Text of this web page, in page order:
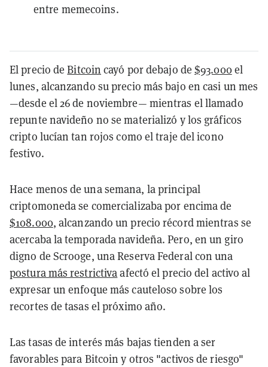
entre memecoins.
El precio deBitcoin cayó por debajo de$93.000el
lunes, alcanzando su precio más bajo en casi un mes
—desde el 26 de noviembre— mientras el llamado
repunte navideño no se materializó y los gráficos
cripto lucían tan rojos como el traje del icono
festivo.
Hace menos de una semana, la principal
criptomoneda se comercializaba por encima de
$108.000, alcanzando un precio récord mientras se
acercaba la temporada navideña. Pero, en un giro
digno de Scrooge, una Reserva Federal con una
postura más restrictivaafectó el precio del activo al
expresar un enfoque más cauteloso sobre los
recortes de tasas el próximo año.
Las tasas de interés más bajas tienden a ser
favorables para Bitcoin y otros "activos de riesgo"